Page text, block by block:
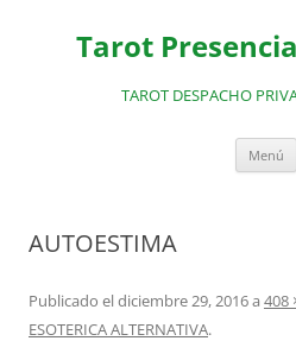
contenidoTarot
TAROT DESPACHO
Menú
AUTOESTIMA
Publicado eldiciembre 29, 2016a 408
ESOTERICA ALTERNATIVA.